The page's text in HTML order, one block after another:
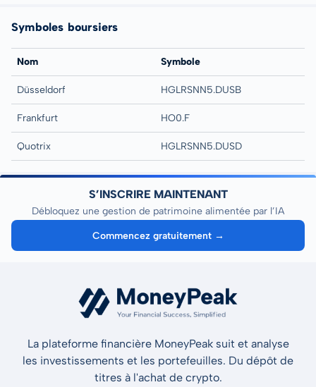
Symboles boursiers
Nom Symbole
Düsseldorf HGLRSNN5.DUSB
Frankfurt HO0.F
Quotrix HGLRSNN5.DUSD
S’INSCRIRE MAINTENANT
Débloquez une gestion de patrimoine alimentée par l’IA
Commencez gratuitement →
La plateforme financière MoneyPeak suit et analyse
les investissements et les portefeuilles. Du dépôt de
titres à l'achat de crypto.